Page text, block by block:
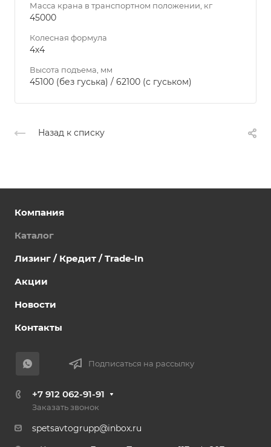
Масса крана в транспортном положении, кг
45000
Колесная формула
4х4
Высота подъема, мм
45100 (без гуська) / 62100 (с гуськом)
Назад к списку
Компания
Каталог
Лизинг / Кредит / Trade-In
Акции
Новости
Контакты
Подписаться на рассылку
+7 912 062-91-91
Заказать звонок
spetsavtogrupp@inbox.ru